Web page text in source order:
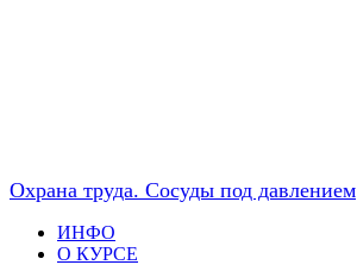
Охрана труда. Сосуды под давлением
ИНФО
О КУРСЕ